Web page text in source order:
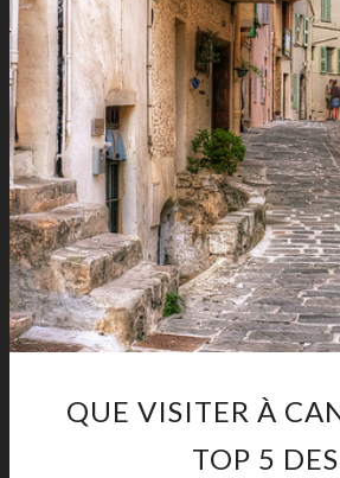
QUE VISITER À
TOP 5 DES